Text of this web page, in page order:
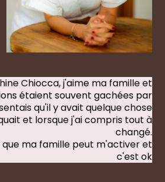
Chiocca, j'aime ma famille et
étaient souvent gachées par
qu'il y avait quelque chose
et lorsque j'ai compris tout à
changé.
que ma famille peut m'activer et
c'est ok